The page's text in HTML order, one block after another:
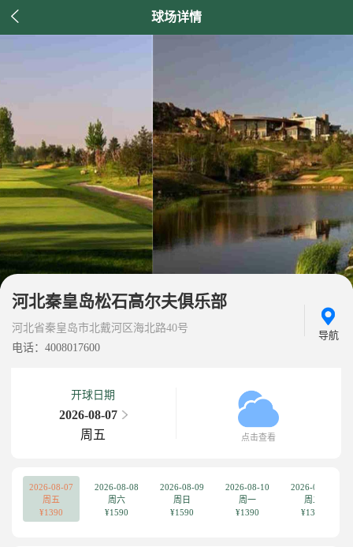
 球场详情
河北秦皇岛松石高尔夫俱乐部
河北省秦皇岛市北戴河区海北路40号
电话：4008017600
导航
开球日期
2026-08-07
周五
点击查看
2026-08-07
周五
¥1390
2026-08-08
周六
¥1590
2026-08-09
周日
¥1590
2026-08-10
周一
¥1390
2026-08-11
周二
¥1390